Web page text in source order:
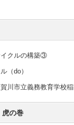
イクルの構築③
（do）
川市立義務教育学校稲
の巻